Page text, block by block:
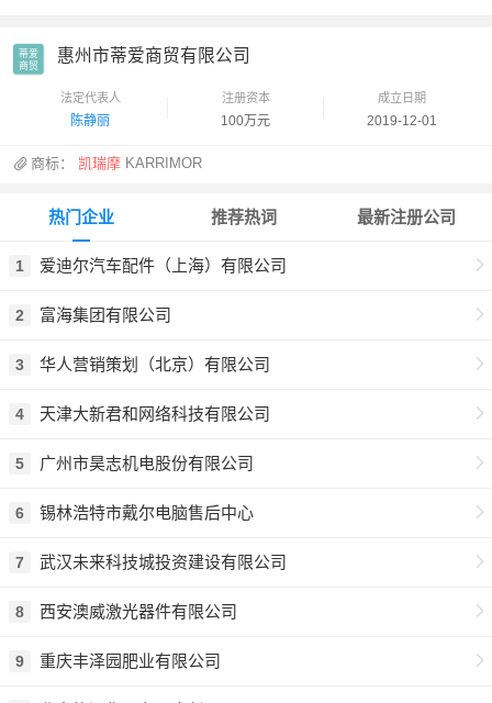
蒂爱
商贸
惠州市蒂爱商贸有限公司
法定代表人
陈静丽
注册资本
100万元
成立日期
2019-12-01
商标： 凯瑞摩 KARRIMOR
热门企业
1 爱迪尔汽车配件（上海）有限公司
2 富海集团有限公司
3 华人营销策划（北京）有限公司
4 天津大新君和网络科技有限公司
5 广州市昊志机电股份有限公司
6 锡林浩特市戴尔电脑售后中心
7 武汉未来科技城投资建设有限公司
8 西安澳威激光器件有限公司
9 重庆丰泽园肥业有限公司
推荐热词 最新注册公司